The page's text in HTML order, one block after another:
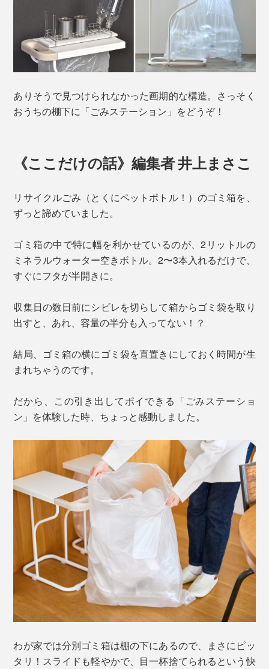
ありそうで見つけられなかった画期的な構造。さっそく
おうちの棚下に「ごみステーション」をどうぞ！
《ここだけの話》編集者 井上まさこ
リサイクルごみ（とくにペットボトル！）のゴミ箱を、
ずっと諦めていました。
ゴミ箱の中で特に幅を利かせているのが、2リットルの
ミネラルウォーター空きボトル。2〜3本入れるだけで、
すぐにフタが半開きに。
収集日の数日前にシビレを切らして箱からゴミ袋を取り
出すと、あれ、容量の半分も入ってない！？
結局、ゴミ箱の横にゴミ袋を直置きにしておく時間が生
まれちゃうのです。
だから、この引き出してポイできる「ごみステーショ
ン」を体験した時、ちょっと感動しました。
わが家では分別ゴミ箱は棚の下にあるので、まさにピッ
タリ！スライドも軽やかで、目一杯捨てられるという快